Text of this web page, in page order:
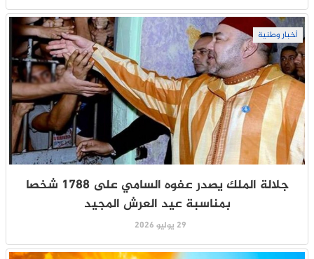
أخبار وطنية
جلالة الملك يصدر عفوه السامي على 1788 شخصا
بمناسبة عيد العرش المجيد
29 يوليو 2026